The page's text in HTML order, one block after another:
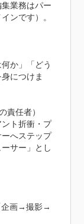
業務はパー
ンです）。
か」「どう
につけま
責任者）
ト折衝・プ
へステップ
サー」とし
企画→撮影→